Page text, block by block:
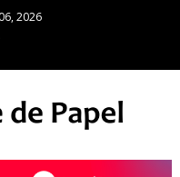
2026